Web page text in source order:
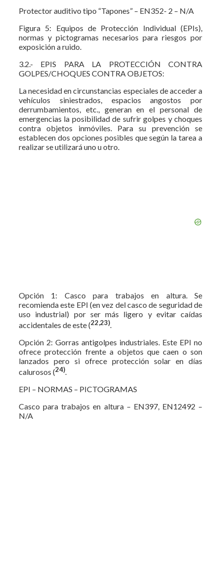
Protector auditivo tipo “Tapones” – EN352- 2 – N/A
Figura 5: Equipos de Protección Individual (EPIs),
normas y pictogramas necesarios para riesgos por
exposición a ruido.
3.2.- EPIS PARA LA PROTECCIÓN CONTRA
GOLPES/CHOQUES CONTRA OBJETOS:
La necesidad en circunstancias especiales de acceder a
vehículos siniestrados, espacios angostos por
derrumbamientos, etc., generan en el personal de
emergencias la posibilidad de sufrir golpes y choques
contra objetos inmóviles. Para su prevención se
establecen dos opciones posibles que según la tarea a
realizar se utilizará uno u otro.
Opción 1: Casco para trabajos en altura. Se
recomienda este EPI (en vez del casco de seguridad de
uso industrial) por ser más ligero y evitar caídas
accidentales de este (22,23).
Opción 2: Gorras antigolpes industriales. Este EPI no
ofrece protección frente a objetos que caen o son
lanzados pero si ofrece protección solar en días
calurosos (24).
EPI – NORMAS – PICTOGRAMAS
Casco para trabajos en altura – EN397, EN12492 –
N/A